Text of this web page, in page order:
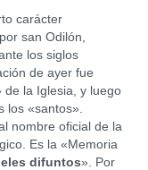
carácter
san Odilón,
los siglos
de ayer fue
de la Iglesia, y luego
los «santos».
nombre oficial de la
Es la «Memoria
difuntos». Por